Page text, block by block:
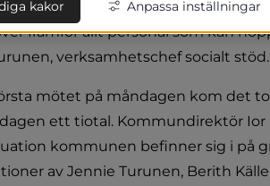
framför allt personal som kan
verksamhetschef socialt stöd.
mötet på måndagen kom det
ett tiotal. Kommundirektör Ior
kommunen befinner sig i på
av Jennie Turunen, Berith
kakor Anpassa inställningar